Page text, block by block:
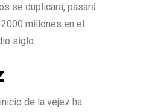
se duplicará, pasará
millones en el
siglo.
de la vejez ha